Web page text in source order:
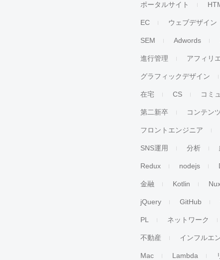
ポータルサイト
EC ウェブデザイン
SEM Adwords
進行管理 アフィリ
グラフィックデザイン
在宅 CS コミ
第二新卒 コンテン
フロントエンジニア
SNS運用 分析
Redux nodejs
金融 Kotlin
jQuery GitHub
PL ネットワーク
不動産 インフルエ
Mac Lambda